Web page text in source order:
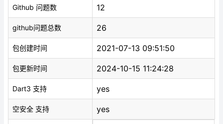
Github 问题数 12
github问题总数 26
包创建时间 2021-07-13 09:51:50
包更新时间 2024-10-15 11:24:28
Dart3 支持 yes
空安全 支持 yes